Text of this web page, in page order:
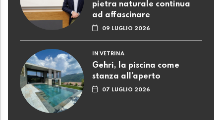
pietra naturale continua
ad affascinare
09 LUGLIO 2026
IN VETRINA
Gehri, la piscina come
stanza all’aperto
07 LUGLIO 2026